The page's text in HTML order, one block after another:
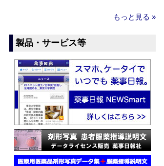
もっと見る »
製品・サービス等